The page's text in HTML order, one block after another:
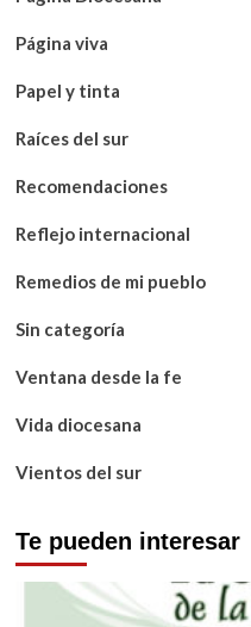
Página viva
Papel y tinta
Raíces del sur
Recomendaciones
Reflejo internacional
Remedios de mi pueblo
Sin categoría
Ventana desde la fe
Vida diocesana
Vientos del sur
Te pueden interesar